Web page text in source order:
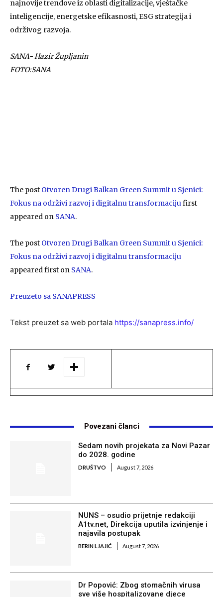
najnovije trendove iz oblasti digitalizacije, vještačke
inteligencije, energetske efikasnosti, ESG strategija i
održivog razvoja.
SANA- Hazir Župljanin
FOTO:SANA
The post Otvoren Drugi Balkan Green Summit u Sjenici:
Fokus na održivi razvoj i digitalnu transformacijufirst
appeared on SANA.
The post Otvoren Drugi Balkan Green Summit u Sjenici:
Fokus na održivi razvoj i digitalnu transformaciju
appeared first on SANA.
Preuzeto sa SANAPRESS
Tekst preuzet sa web portala https://sanapress.info/
Povezani članci
Sedam novih projekata za Novi Pazar
do 2028. godine
DRUŠTVO August 7, 2026
NUNS – osudio prijetnje redakciji
A1tv.net, Direkcija uputila izvinjenje i
najavila postupak
BERIN LJAJIĆ August 7, 2026
Dr Popović: Zbog stomačnih virusa
sve više hospitalizovane djece